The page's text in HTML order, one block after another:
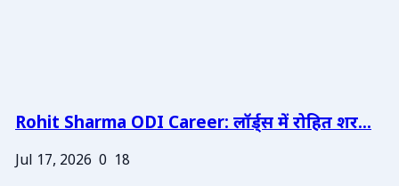
Rohit Sharma ODI Career: लॉर्ड्स में रोहित शर...
Jul 17, 2026 0 18